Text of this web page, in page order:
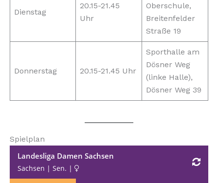
Dienstag
20.15-21.45
Uhr
Oberschule,
Breitenfelder
Straße 19
Donnerstag 20.15-21.45 Uhr
Sporthalle am
Dösner Weg
(linke Halle),
Dösner Weg 39
Spielplan